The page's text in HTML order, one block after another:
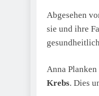
Abgesehen
sie und ihre
Anna
Krebs. Dies